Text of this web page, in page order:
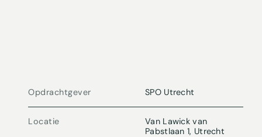
Opdrachtgever SPO Utrecht
Locatie
Van Lawick van
Pabstlaan 1, Utrecht